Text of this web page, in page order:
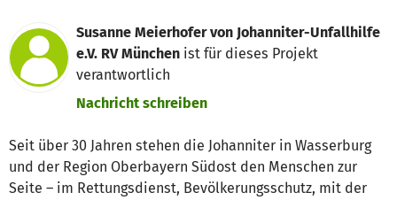
Susanne Meierhofer von Johanniter-Unfallhilfe
e.V. RV München ist für dieses Projekt
verantwortlich
Nachricht schreiben
Seit über 30 Jahren stehen die Johanniter in Wasserburg
und der Region Oberbayern Südost den Menschen zur
Seite – im Rettungsdienst, Bevölkerungsschutz, mit der